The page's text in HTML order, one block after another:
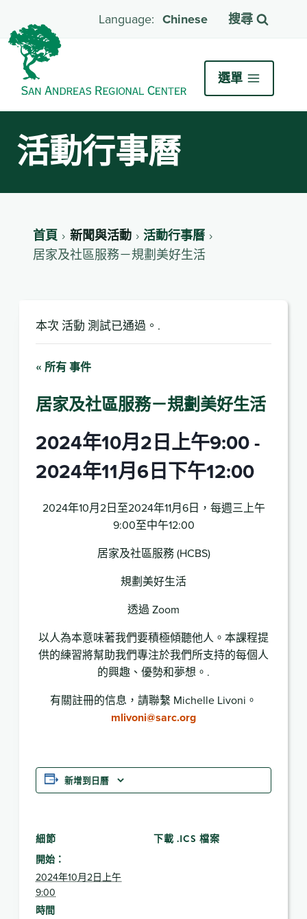
Chinese 搜尋
選單
活動行事曆
首頁 新聞與活動 活動行事曆
居家及社區服務－規劃美好生活
本次 活動 測試已通過。.
« 所有 事件
居家及社區服務－規劃美好生活
2024年10月2日上午9:00-
2024年11月6日下午12:00
2024年10月2日至2024年11月6日，每週三上午
9:00至中午12:00
居家及社區服務 (HCBS)
規劃美好生活
透過 Zoom
以人為本意味著我們要積極傾聽他人。本課程提
供的練習將幫助我們專注於我們所支持的每個人
的興趣、優勢和夢想。.
有關註冊的信息，請聯繫 Michelle Livoni。
mlivoni@sarc.org
新增到日曆
細節
開始：
2024年10月2日上午
9:00
時間
下載 .ICS 檔案